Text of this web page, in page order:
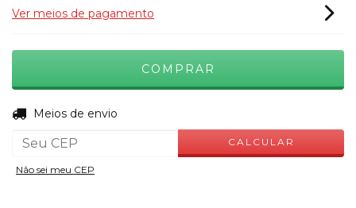
Ver meios de pagamento
Entregas para o CEP:
Meios de envio
CALCULAR
Não sei meu CEP